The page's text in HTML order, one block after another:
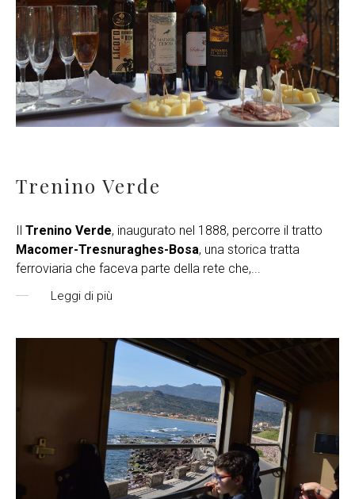
Trenino Verde
Il Trenino Verde, inaugurato nel 1888, percorre il tratto
Macomer-Tresnuraghes-Bosa, una storica tratta
ferroviaria che faceva parte della rete che,
Leggi di più